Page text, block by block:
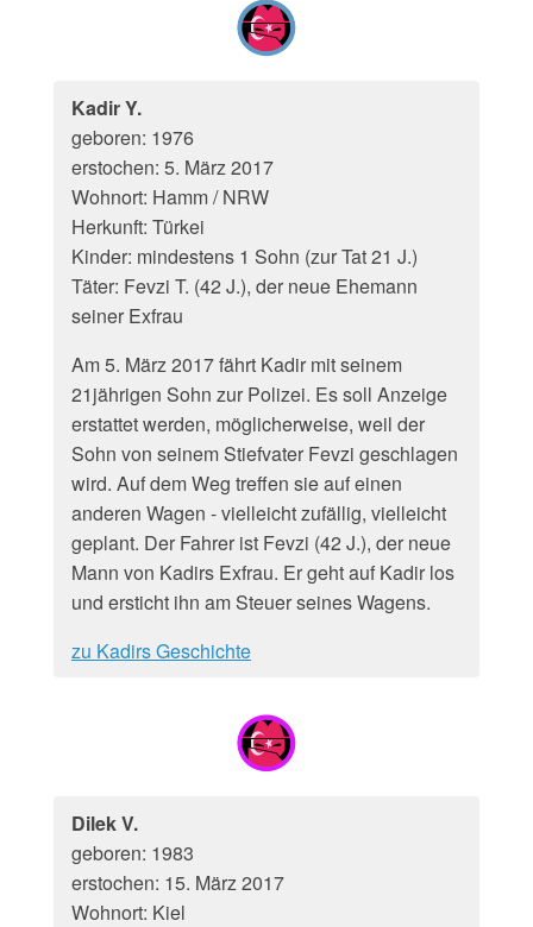
Kadir Y.
geboren: 1976
erstochen: 5. März 2017
Wohnort: Hamm / NRW
Herkunft: Türkei
Kinder: mindestens 1 Sohn (zur Tat 21 J.)
Täter: Fevzi T. (42 J.), der neue Ehemann
seiner Exfrau
Am 5. März 2017 fährt Kadir mit seinem
21jährigen Sohn zur Polizei. Es soll Anzeige
erstattet werden, möglicherweise, weil der
Sohn von seinem Stiefvater Fevzi geschlagen
wird. Auf dem Weg treffen sie auf einen
anderen Wagen - vielleicht zufällig, vielleicht
geplant. Der Fahrer ist Fevzi (42 J.), der neue
Mann von Kadirs Exfrau. Er geht auf Kadir los
und ersticht ihn am Steuer seines Wagens.
zu Kadirs Geschichte
Dilek V.
geboren: 1983
erstochen: 15. März 2017
Wohnort: Kiel